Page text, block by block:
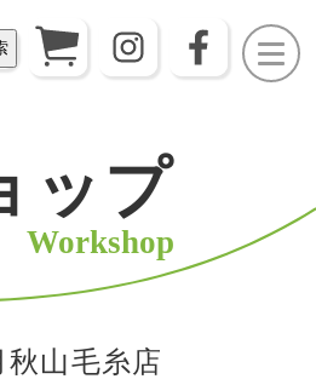
ップ
Workshop
山毛糸店